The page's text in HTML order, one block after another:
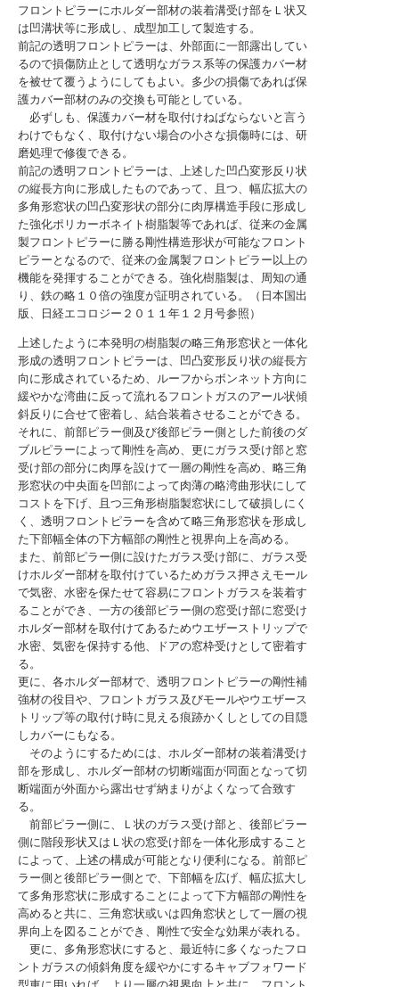
フロントピラーにホルダー部材の装着溝受け部をＬ状又
は凹溝状等に形成し、成型加工して製造する。
前記の透明フロントピラーは、外部面に一部露出してい
るので損傷防止として透明なガラス系等の保護カバー材
を被せて覆うようにしてもよい。多少の損傷であれば保
護カバー部材のみの交換も可能としている。
必ずしも、保護カバー材を取付けねばならないと言う
わけでもなく、取付けない場合の小さな損傷時には、研
磨処理で修復できる。
前記の透明フロントピラーは、上述した凹凸変形反り状
の縦長方向に形成したものであって、且つ、幅広拡大の
多角形窓状の凹凸変形状の部分に肉厚構造手段に形成し
た強化ポリカーボネイト樹脂製等であれば、従来の金属
製フロントピラーに勝る剛性構造形状が可能なフロント
ピラーとなるので、従来の金属製フロントピラー以上の
機能を発揮することができる。強化樹脂製は、周知の通
り、鉄の略１０倍の強度が証明されている。（日本国出
版、日経エコロジー２０１１年１２月号参照）
上述したように本発明の樹脂製の略三角形窓状と一体化
形成の透明フロントピラーは、凹凸変形反り状の縦長方
向に形成されているため、ルーフからボンネット方向に
緩やかな湾曲に反って流れるフロントガスのアール状傾
斜反りに合せて密着し、結合装着させることができる。
それに、前部ピラー側及び後部ピラー側とした前後のダ
ブルピラーによって剛性を高め、更にガラス受け部と窓
受け部の部分に肉厚を設けて一層の剛性を高め、略三角
形窓状の中央面を凹部によって肉薄の略湾曲形状にして
コストを下げ、且つ三角形樹脂製窓状にして破損しにく
く、透明フロントピラーを含めて略三角形窓状を形成し
た下部幅全体の下方幅部の剛性と視界向上を高める。
また、前部ピラー側に設けたガラス受け部に、ガラス受
けホルダー部材を取付けているためガラス押さえモール
で気密、水密を保たせて容易にフロントガラスを装着す
ることができ、一方の後部ピラー側の窓受け部に窓受け
ホルダー部材を取付けてあるためウエザーストリップで
水密、気密を保持する他、ドアの窓枠受けとして密着す
る。
更に、各ホルダー部材で、透明フロントピラーの剛性補
強材の役目や、フロントガラス及びモールやウエザース
トリップ等の取付け時に見える痕跡かくしとしての目隠
しカバーにもなる。
そのようにするためには、ホルダー部材の装着溝受け
部を形成し、ホルダー部材の切断端面が同面となって切
断端面が外面から露出せず納まりがよくなって合致す
る。
前部ピラー側に、Ｌ状のガラス受け部と、後部ピラー
側に階段形状又はＬ状の窓受け部を一体化形成すること
によって、上述の構成が可能となり便利になる。前部ピ
ラー側と後部ピラー側とで、下部幅を広げ、幅広拡大し
て多角形窓状に形成することによって下方幅部の剛性を
高めると共に、三角窓状或いは四角窓状として一層の視
界向上を図ることができ、剛性で安全な効果が表れる。
更に、多角形窓状にすると、最近特に多くなったフロ
ントガラスの傾斜角度を緩やかにするキャブフォワード